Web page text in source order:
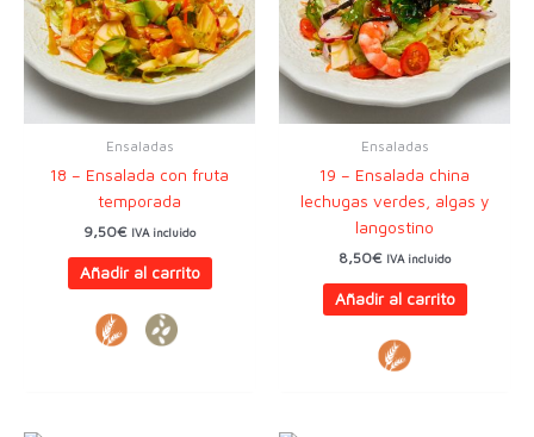
Ensaladas
18 – Ensalada con fruta
temporada
9,50€ IVA incluido
Añadir al carrito
Ensaladas
19 – Ensalada china
lechugas verdes, algas y
langostino
8,50€ IVA incluido
Añadir al carrito